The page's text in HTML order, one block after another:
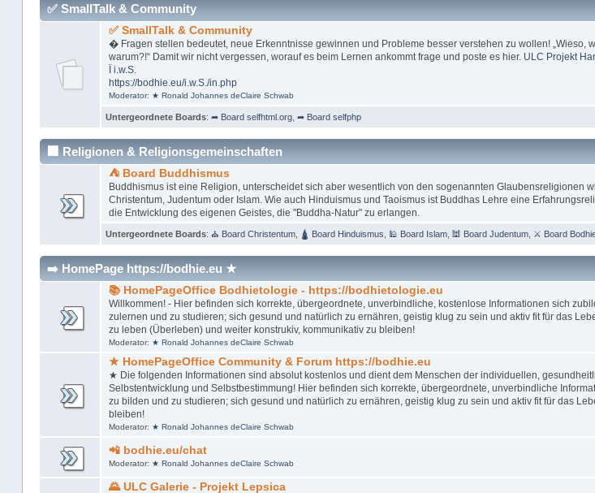
✅ SmallTalk & Community
✅ SmallTalk & Community
� Fragen stellen bedeutet, neue Erkenntnisse gewinnen und Probleme besser verstehen zu wollen! „Wieso,
warum?!“ Damit wir nicht vergessen, worauf es beim Lernen ankommt frage und poste es hier. ULC Projekt
Ï i.w.S.
https://bodhie.eu/i.w.S./in.php
Moderator: ★ Ronald Johannes deClaire Schwab
Untergeordnete Boards: ➦ Board selfhtml.org, ➦ Board selfphp
🏢 Religionen & Religionsgemeinschaften
⛺ Board Buddhismus
Buddhismus ist eine Religion, unterscheidet sich aber wesentlich von den sogenannten Glaubensreligionen
Christentum, Judentum oder Islam. Wie auch Hinduismus und Taoismus ist Buddhas Lehre eine
die Entwicklung des eigenen Geistes, die "Buddha-Natur" zu erlangen.
Untergeordnete Boards: ⛪ Board Christentum, 🛕 Board Hinduismus 🕌 Board Islam, 🕍 Board Judentum, ⚔ Board
➡️ HomePage https://bodhie.eu ★
📚 HomePageOffice Bodhietologie - https://bodhietologie.eu
Willkommen! - Hier befinden sich korrekte, übergeordnete, unverbindliche, kostenlose Informationen sich
zulernen und zu studieren; sich gesund und natürlich zu ernähren, geistig klug zu sein und aktiv fit für das
zu leben (Überleben) und weiter konstrukiv, kommunikativ zu bleiben!
Moderator: ★ Ronald Johannes deClaire Schwab
★ HomePageOffice Community & Forum https://bodhie.eu
★ Die folgenden Informationen sind absolut kostenlos und dient dem Menschen der individuellen,
Selbstentwicklung und Selbstbestimmung! Hier befinden sich korrekte, übergeordnete, unverbindliche
zu bilden und zu studieren; sich gesund und natürlich zu ernähren, geistig klug zu sein und aktiv fit für das
bleiben!
Moderator: ★ Ronald Johannes deClaire Schwab
📲 bodhie.eu/chat
Moderator: ★ Ronald Johannes deClaire Schwab
🌄 ULC Galerie - Projekt Lepsica